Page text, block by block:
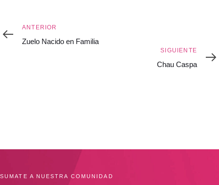
Anterior
ANTERIOR
Zuelo Nacido en Familia
Siguiente
SIGUIENTE
Chau Caspa
SUMATE A NUESTRA COMUNIDAD